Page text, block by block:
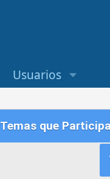
Usuarios
Temas que